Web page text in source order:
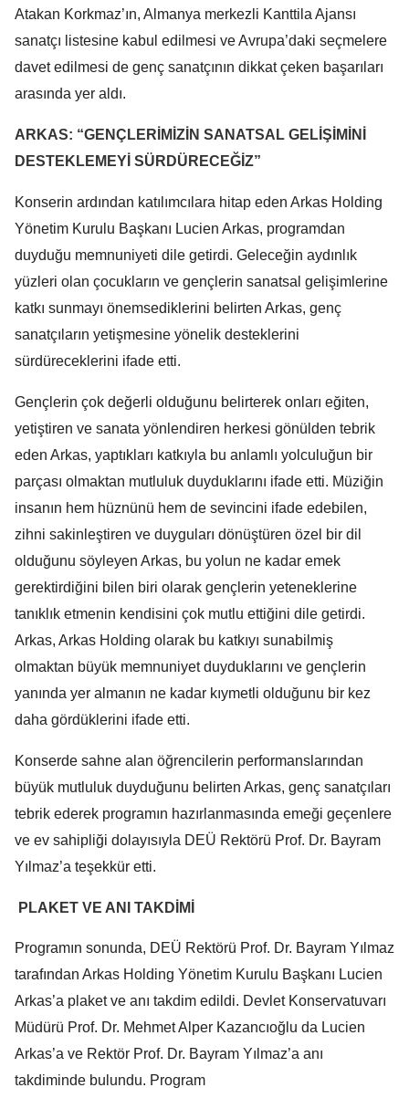
Atakan Korkmaz’ın, Almanya merkezli Kanttila Ajansı
sanatçı listesine kabul edilmesi ve Avrupa’daki seçmelere
davet edilmesi de genç sanatçının dikkat çeken başarıları
arasında yer aldı.
ARKAS: “GENÇLERİMİZİN SANATSAL GELİŞİMİNİ
DESTEKLEMEYİ SÜRDÜRECEĞİZ”
Konserin ardından katılımcılara hitap eden Arkas Holding
Yönetim Kurulu Başkanı Lucien Arkas, programdan
duyduğu memnuniyeti dile getirdi. Geleceğin aydınlık
yüzleri olan çocukların ve gençlerin sanatsal gelişimlerine
katkı sunmayı önemsediklerini belirten Arkas, genç
sanatçıların yetişmesine yönelik desteklerini
sürdüreceklerini ifade etti.
Gençlerin çok değerli olduğunu belirterek onları eğiten,
yetiştiren ve sanata yönlendiren herkesi gönülden tebrik
eden Arkas, yaptıkları katkıyla bu anlamlı yolculuğun bir
parçası olmaktan mutluluk duyduklarını ifade etti. Müziğin
insanın hem hüznünü hem de sevincini ifade edebilen,
zihni sakinleştiren ve duyguları dönüştüren özel bir dil
olduğunu söyleyen Arkas, bu yolun ne kadar emek
gerektirdiğini bilen biri olarak gençlerin yeteneklerine
tanıklık etmenin kendisini çok mutlu ettiğini dile getirdi.
Arkas, Arkas Holding olarak bu katkıyı sunabilmiş
olmaktan büyük memnuniyet duyduklarını ve gençlerin
yanında yer almanın ne kadar kıymetli olduğunu bir kez
daha gördüklerini ifade etti.
Konserde sahne alan öğrencilerin performanslarından
büyük mutluluk duyduğunu belirten Arkas, genç sanatçıları
tebrik ederek programın hazırlanmasında emeği geçenlere
ve ev sahipliği dolayısıyla DEÜ Rektörü Prof. Dr. Bayram
Yılmaz’a teşekkür etti.
PLAKET VE ANI TAKDİMİ
Programın sonunda, DEÜ Rektörü Prof. Dr. Bayram Yılmaz
tarafından Arkas Holding Yönetim Kurulu Başkanı Lucien
Arkas’a plaket ve anı takdim edildi. Devlet Konservatuvarı
Müdürü Prof. Dr. Mehmet Alper Kazancıoğlu da Lucien
Arkas’a ve Rektör Prof. Dr. Bayram Yılmaz’a anı
takdiminde bulundu. Program